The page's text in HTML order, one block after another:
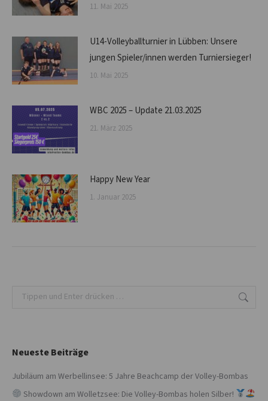
11. Mai 2025
U14-Volleyballturnier in Lübben: Unsere
jungen Spieler/innen werden Turniersieger!
10. Mai 2025
WBC 2025 – Update 21.03.2025
21. März 2025
Happy New Year
1. Januar 2025
Search:
Neueste Beiträge
Jubiläum am Werbellinsee: 5 Jahre Beachcamp der Volley-Bombas
Showdown am Wolletzsee: Die Volley-Bombas holen Silber!